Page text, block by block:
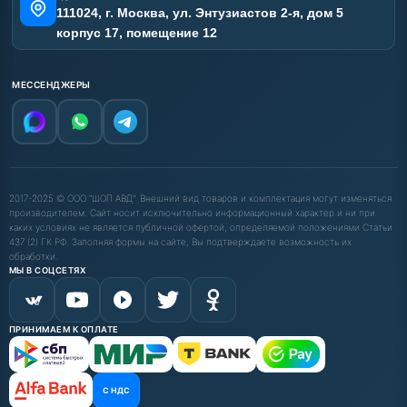
111024, г. Москва, ул. Энтузиастов 2-я, дом 5
корпус 17, помещение 12
МЕССЕНДЖЕРЫ
2017-2025 © ООО "ШОП АВД". Внешний вид товаров и комплектация могут изменяться
производителем. Сайт носит исключительно информационный характер и ни при
каких условиях не является публичной офертой, определяемой положениями Статьи
437 (2) ГК РФ. Заполняя формы на сайте, Вы подтверждаете возможность их
обработки.
МЫ В СОЦСЕТЯХ
ПРИНИМАЕМ К ОПЛАТЕ
С НДС